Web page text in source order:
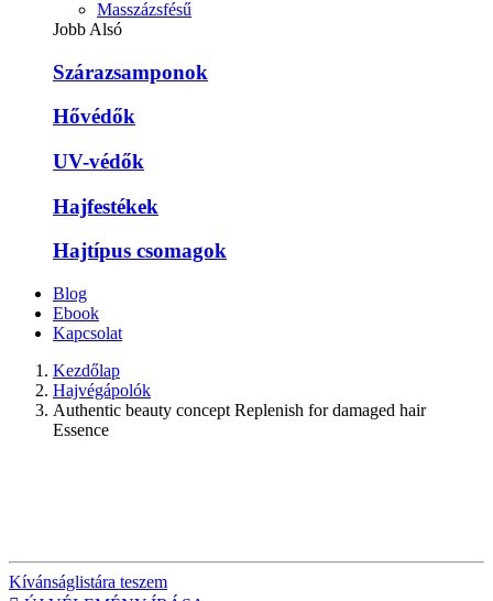
Masszázsfésű
Jobb Alsó
Szárazsamponok
Hővédők
UV-védők
Hajfestékek
Hajtípus csomagok
Blog
Ebook
Kapcsolat
Kezdőlap
Hajvégápolók
Authentic beauty concept Replenish for damaged hair
Essence
Kívánságlistára teszem